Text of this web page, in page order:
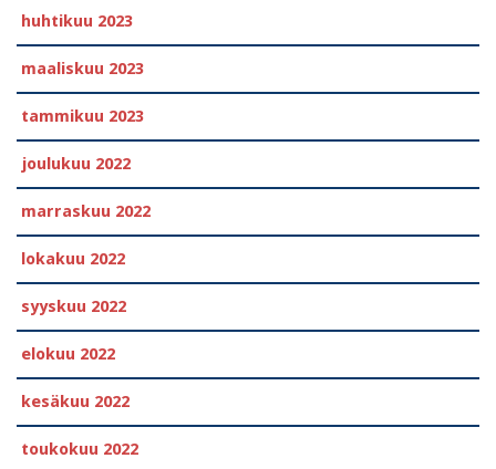
huhtikuu 2023
maaliskuu 2023
tammikuu 2023
joulukuu 2022
marraskuu 2022
lokakuu 2022
syyskuu 2022
elokuu 2022
kesäkuu 2022
toukokuu 2022